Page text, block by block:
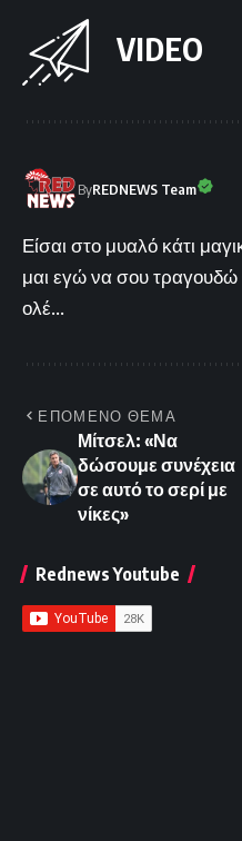
VIDEO
ByREDNEWS Team
Είσαι στο μυαλό κάτι
μαι εγώ να σου
ολέ...
ΕΠΟΜΕΝΟ ΘΕΜΑ
Μίτσελ: «Να
δώσουμε συνέχεια
σε αυτό το σερί με
νίκες»
Rednews Youtube